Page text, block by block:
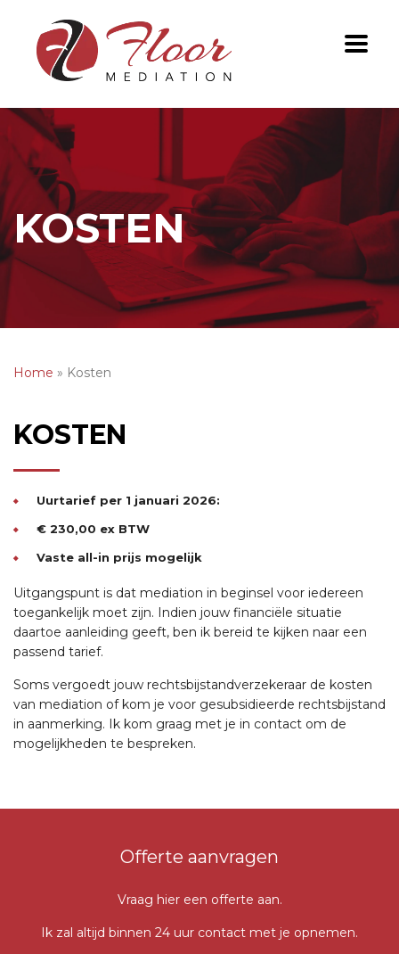
KOSTEN
Home » Kosten
KOSTEN
Uurtarief per 1 januari 2026:
€ 230,00 ex BTW
Vaste all-in prijs mogelijk
Uitgangspunt is dat mediation in beginsel voor iedereen
toegankelijk moet zijn. Indien jouw financiële situatie
daartoe aanleiding geeft, ben ik bereid te kijken naar een
passend tarief.
Soms vergoedt jouw rechtsbijstandverzekeraar de kosten
van mediation of kom je voor gesubsidieerde rechtsbijstand
in aanmerking. Ik kom graag met je in contact om de
mogelijkheden te bespreken.
Offerte aanvragen
Vraag hier een offerte aan.
Ik zal altijd binnen 24 uur contact met je opnemen.